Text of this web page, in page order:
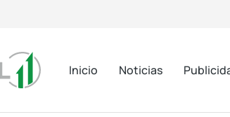
Inicio Noticias